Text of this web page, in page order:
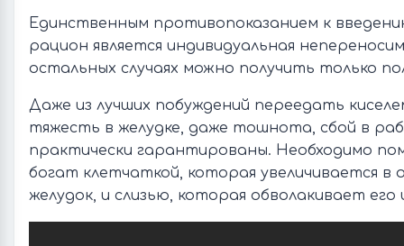
Единственным противопоказанием к
рацион является индивидуальная
остальных случаях можно получить только
Даже из лучших побуждений переедать
тяжесть в желудке, даже тошнота, сбой в
практически гарантированы. Необходимо
богат клетчаткой, которая увеличивается в
желудок, и слизью, которая обволакивает его